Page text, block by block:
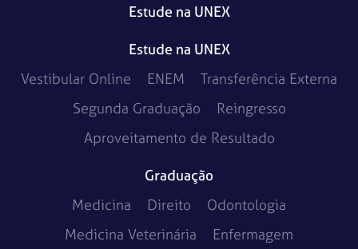
Estude na UNEX
Estude na UNEX
Vestibular Online
ENEM
Transferência Externa
Segunda Graduação
Reingresso
Aproveitamento de Resultado
Graduação
Medicina
Direito
Odontologia
Medicina Veterinária
Enfermagem